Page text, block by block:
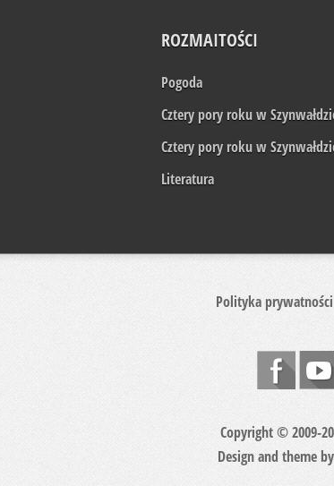
ROZMAITOŚCI
Pogoda
Cztery pory roku w
Cztery pory roku w
Literatura
Polityka prywatności
Copyright © 2009-
Design and theme by